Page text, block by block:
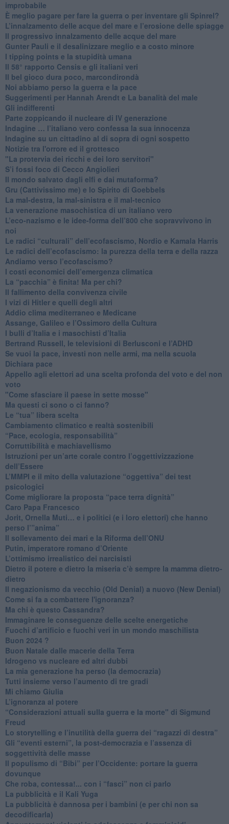
improbabile
È meglio pagare per fare la guerra o per inventare gli Spinrel?
​L’innalzamento delle acque del mare e l’erosione delle spiagge
​Il progressivo innalzamento delle acque del mare
​Gunter Pauli e il desalinizzare meglio e a costo minore
I tipping points e la stupidità umana
​Il 58° rapporto Censis e gli italiani veri
​Il bel gioco dura poco, marcondirondà
Noi abbiamo perso la guerra e la pace
Suggerimenti per Hannah Arendt e La banalità del male
​Gli indifferenti
Parte zoppicando il nucleare di IV generazione
​Indagine … l’italiano vero confessa la sua innocenza
Indagine su un cittadino al di sopra di ogni sospetto
Notizie tra l'orrore ed il grottesco
"La protervia dei ricchi e dei loro servitori"
S’i fossi foco di Cecco Angiolieri
​Il mondo salvato dagli elfi e dai mutaforma?
Gru (Cattivissimo me) e lo Spirito di Goebbels
​La mal-destra, la mal-sinistra e il mal-tecnico
​La venerazione masochistica di un italiano vero
​L’eco-nazismo e le idee-forma dell’800 che sopravvivono in
noi
​Le radici “culturali” dell’ecofascismo, Nordio e Kamala Harris
Le radici dell’ecofascismo: la purezza della terra e della razza
Andiamo verso l’ecofascismo?
I costi economici dell’emergenza climatica
​La “pacchia” è finita! Ma per chi?
​Il fallimento della convivenza civile
​I vizi di Hitler e quelli degli altri
Addio clima mediterraneo e Medicane
​Assange, Galileo e l’Ossimoro della Cultura
​I bulli d’Italia e i masochisti d’Italia
​Bertrand Russell, le televisioni di Berlusconi e l’ADHD
​Se vuoi la pace, investi non nelle armi, ma nella scuola
​Dichiara pace
​Appello agli elettori ad una scelta profonda del voto e del non
voto
"Come sfasciare il paese in sette mosse"
​Ma questi ci sono o ci fanno?
​Le “tua” libera scelta
Cambiamento climatico e realtà sostenibili
“Pace, ecologia, responsabilità”
​Corruttibilità e machiavellismo
Istruzioni per un’arte corale contro l’oggettivizzazione
dell’Essere
​L’MMPI e il mito della valutazione “oggettiva” dei test
psicologici
Come migliorare la proposta “pace terra dignità”
Caro Papa Francesco
​Jorit, Ornella Muti… e i politici (e i loro elettori) che hanno
perso l’”anima”
​Il sollevamento dei mari e la Riforma dell’ONU
Putin, imperatore romano d’Oriente
​L’ottimismo irrealistico dei narcisisti
​Dietro il potere e dietro la miseria c’è sempre la mamma dietro-
dietro
Il negazionismo da vecchio (Old Denial) a nuovo (New Denial)
Come si fa a combattere l'ignoranza?
Ma chi è questo Cassandra?
Immaginare le conseguenze delle scelte energetiche
​Fuochi d’artificio e fuochi veri in un mondo maschilista
Buon 2024 ?
​Buon Natale dalle macerie della Terra
​Idrogeno vs nucleare ed altri dubbi
​La mia generazione ha perso (la democrazia)
​Tutti insieme verso l’aumento di tre gradi
Mi chiamo Giulia
L’ignoranza al potere
​“Considerazioni attuali sulla guerra e la morte" di Sigmund
Freud
​Lo storytelling e l’inutilità della guerra dei “ragazzi di destra”
​Gli “eventi esterni”, la post-democrazia e l’assenza di
soggettività delle masse
​Il populismo di “Bibi” per l’Occidente: portare la guerra
dovunque
​Che roba, contessa!... con i “fasci” non ci parlo
La pubblicità e il Kali Yuga
​La pubblicità è dannosa per i bambini (e per chi non sa
decodificarla)